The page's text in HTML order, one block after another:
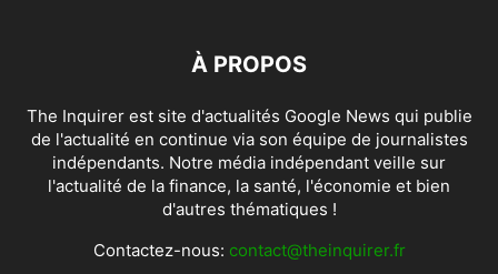
À PROPOS
The Inquirer est site d'actualités Google News qui publie
de l'actualité en continue via son équipe de journalistes
indépendants. Notre média indépendant veille sur
l'actualité de la finance, la santé, l'économie et bien
d'autres thématiques !
Contactez-nous: contact@theinquirer.fr